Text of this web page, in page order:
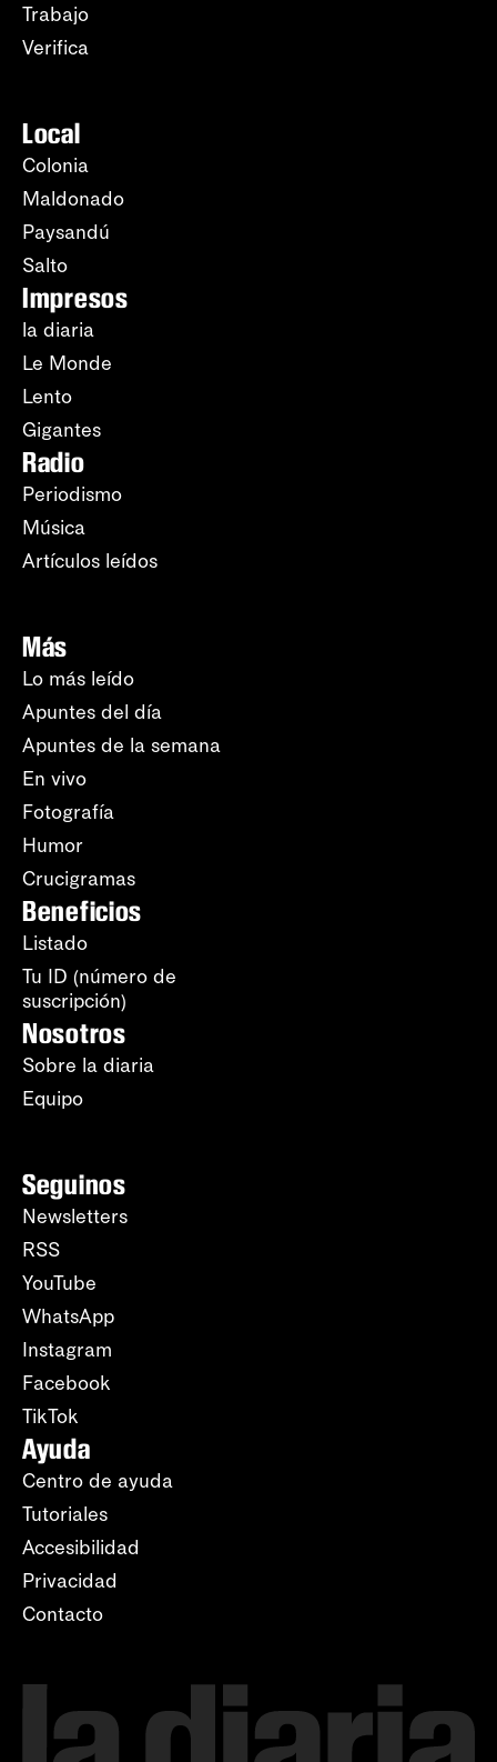
Trabajo
Verifica
Local
Colonia
Maldonado
Paysandú
Salto
Impresos
la diaria
Le Monde
Lento
Gigantes
Radio
Periodismo
Música
Artículos leídos
Más
Lo más leído
Apuntes del día
Apuntes de la semana
En vivo
Fotografía
Humor
Crucigramas
Beneficios
Listado
Tu ID (número de
suscripción)
Nosotros
Sobre la diaria
Equipo
Seguinos
Newsletters
RSS
YouTube
WhatsApp
Instagram
Facebook
TikTok
Ayuda
Centro de ayuda
Tutoriales
Accesibilidad
Privacidad
Contacto